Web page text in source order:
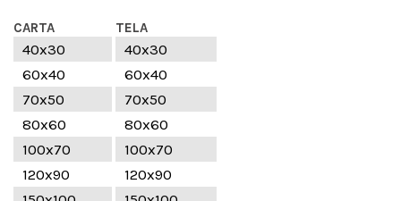
CARTA TELA
40x30
40x30
60x40
60x40
70x50
70x50
80x60
80x60
100x70
100x70
120x90
120x90